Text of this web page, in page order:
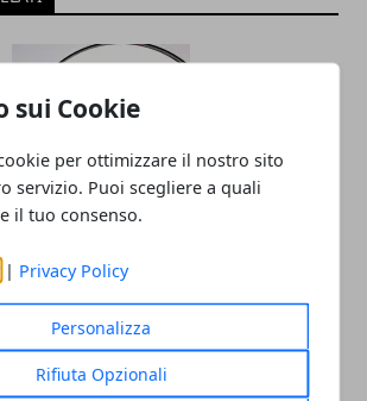
sui Cookie
per ottimizzare il nostro sito
servizio. Puoi scegliere a quali
il tuo consenso.
| Privacy Policy
Personalizza
Rifiuta Opzionali
a Zurigo per via di